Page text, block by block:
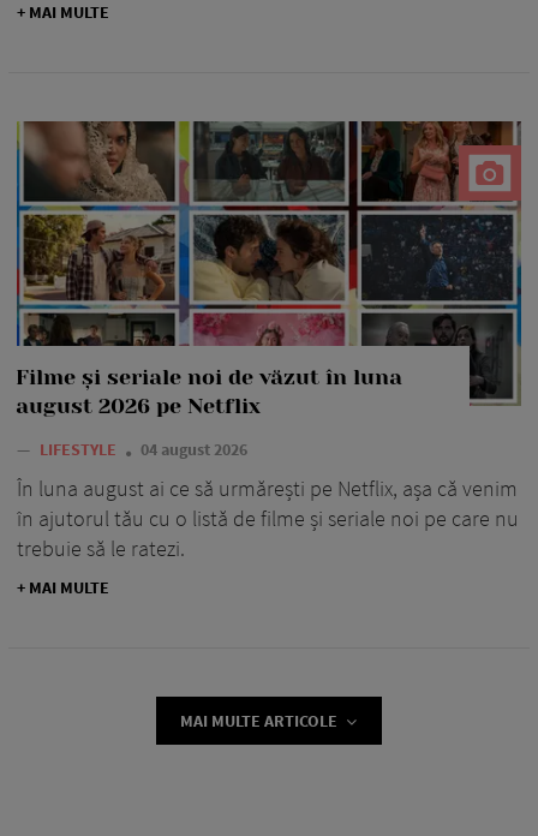
+ MAI MULTE
Filme și seriale noi de văzut în luna
august 2026 pe Netflix
— LIFESTYLE 04 august 2026
În luna august ai ce să urmărești pe Netflix, așa că venim
în ajutorul tău cu o listă de filme și seriale noi pe care nu
trebuie să le ratezi.
+ MAI MULTE
MAI MULTE ARTICOLE